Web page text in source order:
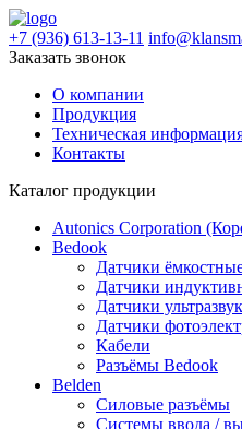
+7 (936) 613-13-11
Заказать звонок
О компании
Продукция
Техническая
Контакты
Каталог продукции
Autonics Corporation
Bedook
Датчики
Датчики
Датчики
Датчики
Кабели
Разъёмы Bedook
Belden
Силовые разъёмы
Системы ввода /